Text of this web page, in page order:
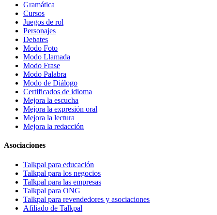
Gramática
Cursos
Juegos de rol
Personajes
Debates
Modo Foto
Modo Llamada
Modo Frase
Modo Palabra
Modo de Diálogo
Certificados de idioma
Mejora la escucha
Mejora la expresión oral
Mejora la lectura
Mejora la redacción
Asociaciones
Talkpal para educación
Talkpal para los negocios
Talkpal para las empresas
Talkpal para ONG
Talkpal para revendedores y asociaciones
Afiliado de Talkpal